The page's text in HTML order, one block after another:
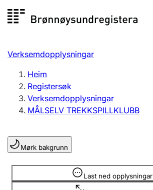
til
Registersøk
Aksjeselskap
Enkeltpersonføretak
Registrere, endre, slette
Lag og foreining
Registrere, endre, slette
Verksemdopplysningar
Heim
Registersøk
Verksemdopplysningar
MÅLSELV TREKKSPILLKLUBB
Mørk bakgrunn
Last ned opplysningar
Opplysninger er skjult